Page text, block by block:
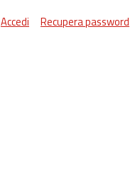
Accedi Recupera password